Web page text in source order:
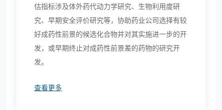
估指标涉及体外药代动力学研究、生物利用度研
究、早期安全评价研究等，协助药业公司选择有较
好成药性前景的候选化合物并对其实施进一步的开
发，或早期终止对成药性前景差的药物的研究开
发。
查看更多